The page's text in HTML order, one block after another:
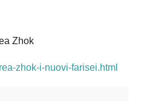
Zhok
zhok-i-nuovi-farisei.html